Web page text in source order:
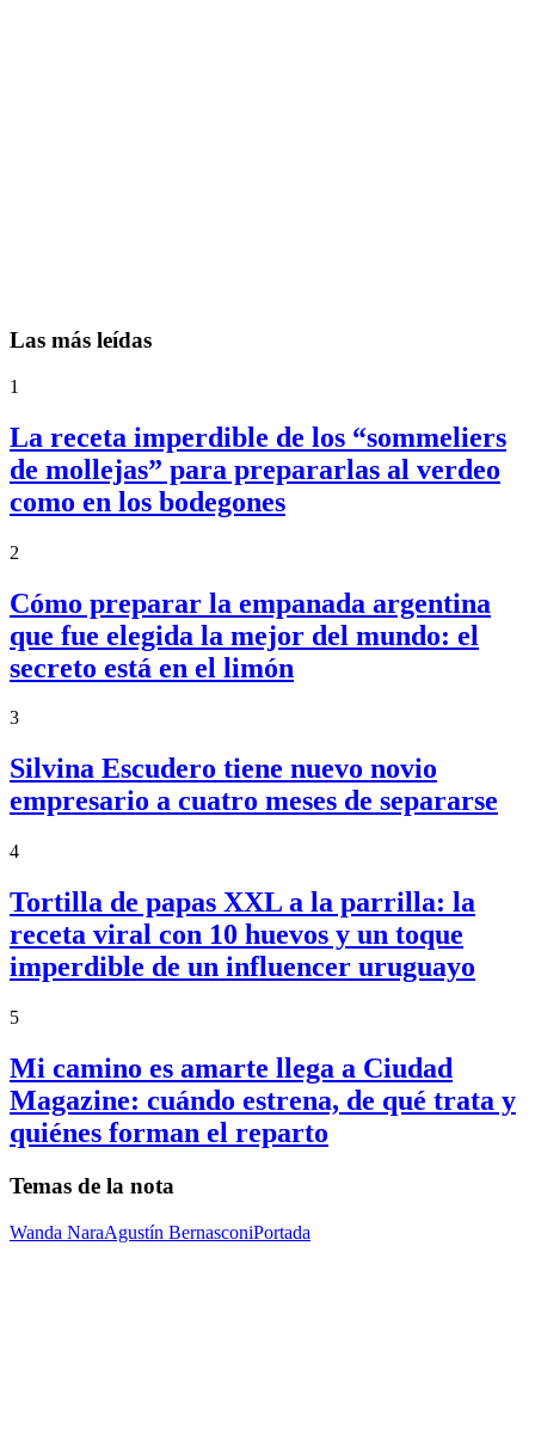
Las más leídas
1
La receta imperdible de los “sommeliers
de mollejas” para prepararlas al verdeo
como en los bodegones
2
Cómo preparar la empanada argentina
que fue elegida la mejor del mundo: el
secreto está en el limón
3
Silvina Escudero tiene nuevo novio
empresario a cuatro meses de separarse
4
Tortilla de papas XXL a la parrilla: la
receta viral con 10 huevos y un toque
imperdible de un influencer uruguayo
5
Mi camino es amarte llega a Ciudad
Magazine: cuándo estrena, de qué trata y
quiénes forman el reparto
Temas de la nota
Wanda NaraAgustín BernasconiPortada